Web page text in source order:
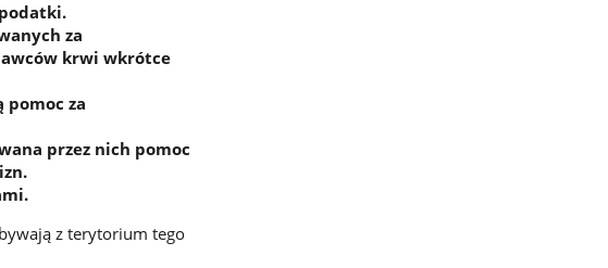
za
krwi wkrótce
za
przez nich pomoc
z terytorium tego